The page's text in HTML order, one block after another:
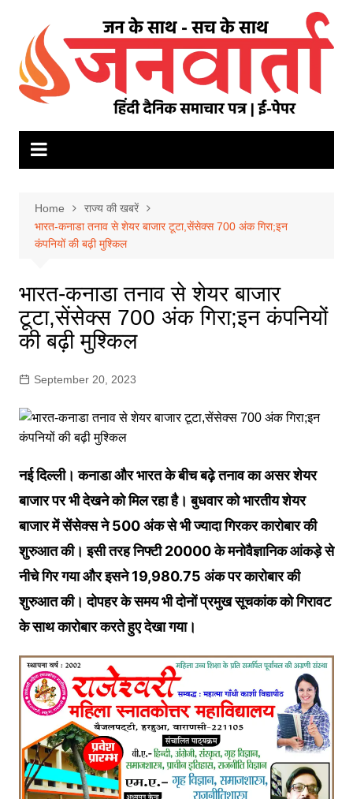
content
Home
राज्य की खबरें
भारत-कनाडा तनाव से शेयर बाजार टूटा,सेंसेक्‍स 700 अंक ग‍िरा;इन
कंपन‍ियों की बढ़ी मुश्‍क‍िल
भारत-कनाडा तनाव से शेयर बाजार
टूटा,सेंसेक्‍स 700 अंक ग‍िरा;इन कंपन‍ियों
की बढ़ी मुश्‍क‍िल
September 20, 2023
नई दिल्ली। कनाडा और भारत के बीच बढ़े तनाव का असर शेयर
बाजार पर भी देखने को म‍िल रहा है। बुधवार को भारतीय शेयर
बाजार में सेंसेक्‍स ने 500 अंक से भी ज्‍यादा ग‍िरकर कारोबार की
शुरुआत की। इसी तरह न‍िफ्टी 20000 के मनोवैज्ञान‍िक आंकड़े से
नीचे ग‍िर गया और इसने 19,980.75 अंक पर कारोबार की
शुरुआत की। दोपहर के समय भी दोनों प्रमुख सूचकांक को ग‍िरावट
के साथ कारोबार करते हुए देखा गया।